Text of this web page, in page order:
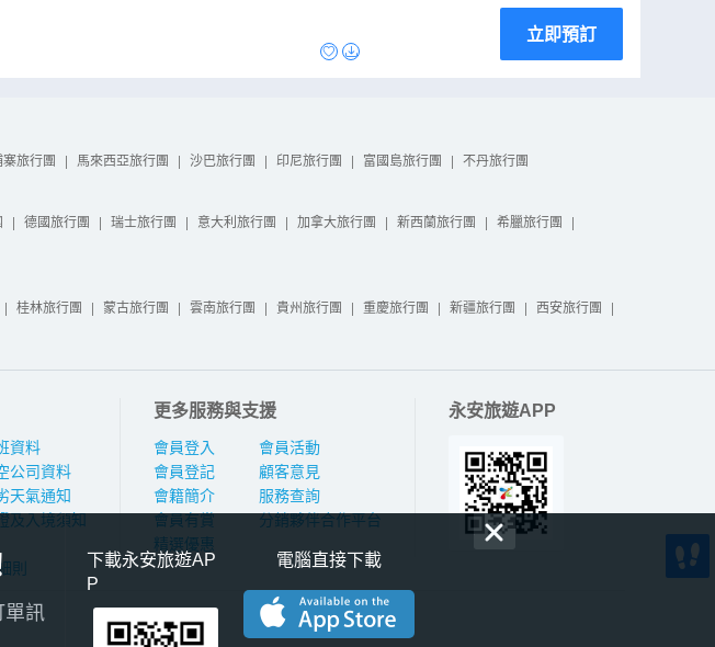
立即預訂
旅行團 | 馬來西亞旅行團 | 沙巴旅行團 | 印尼旅行團 | 富國島旅行團 | 不丹旅行團
| 德國旅行團 | 瑞士旅行團 | 意大利旅行團 | 加拿大旅行團 | 新西蘭旅行團 | 希臘旅行團 |
| 桂林旅行團 | 蒙古旅行團 | 雲南旅行團 | 貴州旅行團 | 重慶旅行團 | 新疆旅行團 | 西安旅行團 |
資料
公司資料
天氣通知
及入境須知
則
更多服務與支援
會員登入
會員登記
會籍簡介
會員有賞
精選優惠
會員活動
顧客意見
服務查詢
分銷夥伴合作平台
永安旅遊APP
單訊
下載永安旅遊AP
P
電腦直接下載